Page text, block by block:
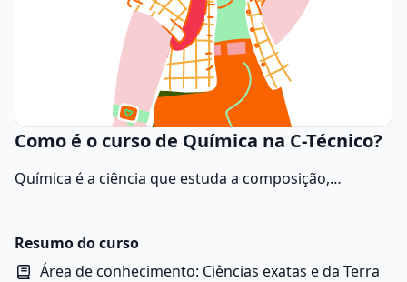
Como é o curso de Química na C-Técnico?
Química é a ciência que estuda a composição,
substâncias interagem entre si, as reações químicas
que ocorrem e as leis que regem essas mudanças.
Resumo do curso
Área de conhecimento: Ciências exatas e da Terra